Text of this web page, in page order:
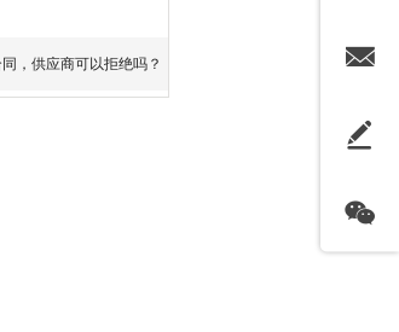
，供应商可以拒绝吗？